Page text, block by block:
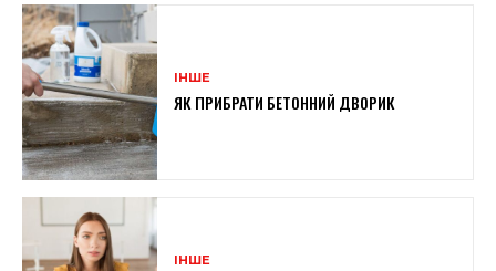
ІНШЕ
ЯК ПРИБРАТИ БЕТОННИЙ ДВОРИК
ІНШЕ